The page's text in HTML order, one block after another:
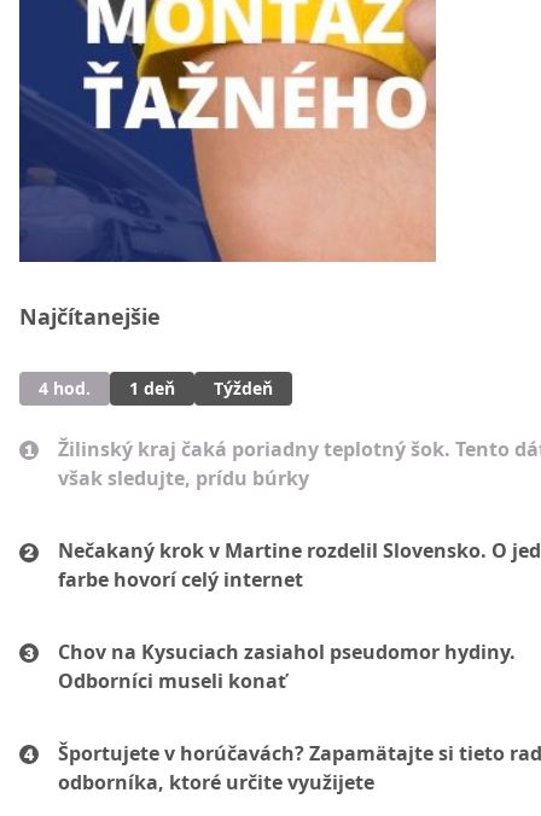
Najčítanejšie
4 hod. 1 deň Týždeň
Žilinský kraj čaká poriadny teplotný šok. Tento
však sledujte, prídu búrky
Nečakaný krok v Martine rozdelil Slovensko. O
farbe hovorí celý internet
Chov na Kysuciach zasiahol pseudomor hydiny.
Odborníci museli konať
Športujete v horúčavách? Zapamätajte si tieto
odborníka, ktoré určite využijete